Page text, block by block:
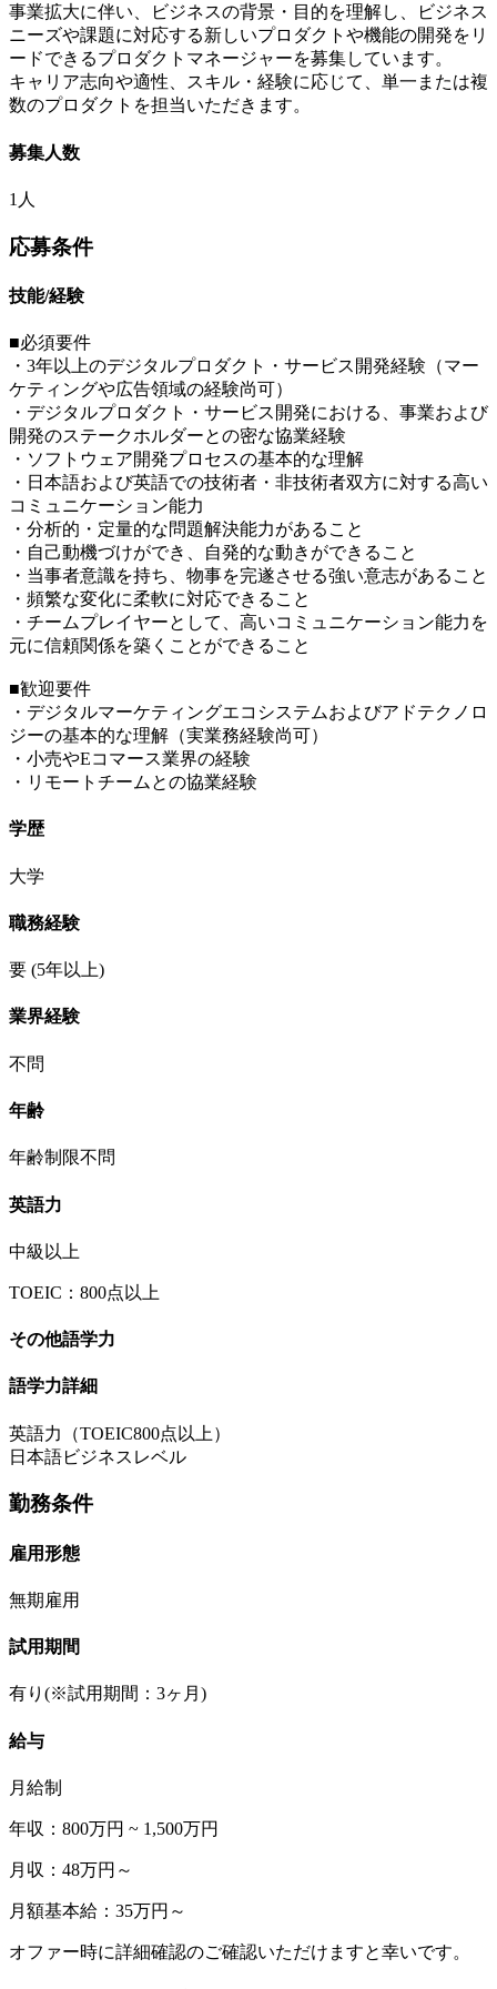
事業拡大に伴い、ビジネスの背景・目的を理解し、ビジネス
ニーズや課題に対応する新しいプロダクトや機能の開発をリ
ードできるプロダクトマネージャーを募集しています。
キャリア志向や適性、スキル・経験に応じて、単一または複
数のプロダクトを担当いただきます。
募集人数
1人
応募条件
技能/経験
■必須要件
・3年以上のデジタルプロダクト・サービス開発経験（マー
ケティングや広告領域の経験尚可）
・デジタルプロダクト・サービス開発における、事業および
開発のステークホルダーとの密な協業経験
・ソフトウェア開発プロセスの基本的な理解
・日本語および英語での技術者・非技術者双方に対する高い
コミュニケーション能力
・分析的・定量的な問題解決能力があること
・自己動機づけができ、自発的な動きができること
・当事者意識を持ち、物事を完遂させる強い意志があること
・頻繁な変化に柔軟に対応できること
・チームプレイヤーとして、高いコミュニケーション能力を
元に信頼関係を築くことができること
■歓迎要件
・デジタルマーケティングエコシステムおよびアドテクノロ
ジーの基本的な理解（実業務経験尚可）
・小売やEコマース業界の経験
・リモートチームとの協業経験
学歴
大学
職務経験
要 (5年以上)
業界経験
不問
年齢
年齢制限不問
英語力
中級以上
TOEIC：800点以上
その他語学力
語学力詳細
英語力（TOEIC800点以上）
日本語ビジネスレベル
勤務条件
雇用形態
無期雇用
試用期間
有り(※試用期間：3ヶ月)
給与
月給制
年収：800万円 ~ 1,500万円
月収：48万円～
月額基本給：35万円～
オファー時に詳細確認のご確認いただけますと幸いです。